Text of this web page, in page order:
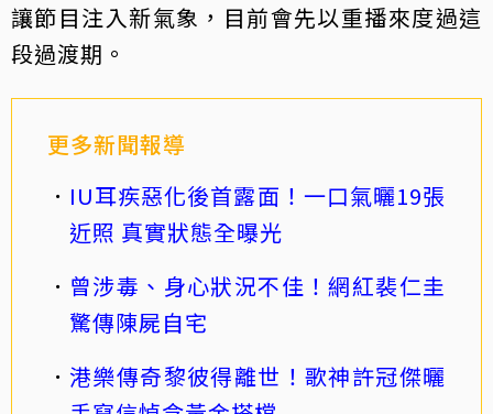
讓節目注入新氣象，目前會先以重播來度過這
段過渡期。
更多新聞報導
IU耳疾惡化後首露面！一口氣曬19張
近照 真實狀態全曝光
曾涉毒、身心狀況不佳！網紅裴仁圭
驚傳陳屍自宅
港樂傳奇黎彼得離世！歌神許冠傑曬